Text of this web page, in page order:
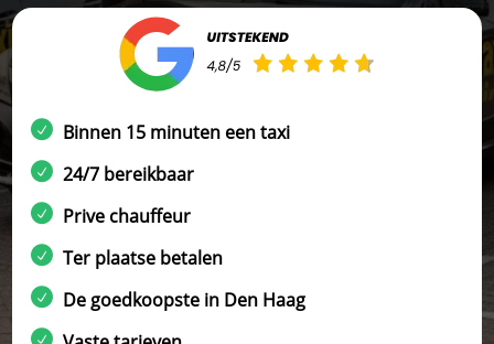
Binnen 15 minuten een taxi
24/7 bereikbaar
Prive chauffeur
Ter plaatse betalen
De goedkoopste in Den Haag